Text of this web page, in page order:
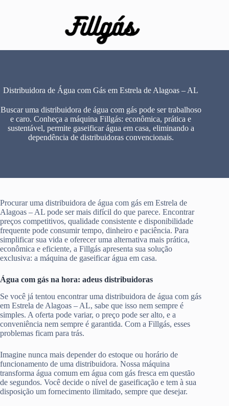
Distribuidora de Água com Gás em Estrela de Alagoas – AL
Buscar uma distribuidora de água com gás pode ser trabalhoso
e caro. Conheça a máquina Fillgás: econômica, prática e
sustentável, permite gaseificar água em casa, eliminando a
dependência de distribuidoras convencionais.
Procurar uma distribuidora de água com gás em Estrela de
Alagoas – AL pode ser mais difícil do que parece. Encontrar
preços competitivos, qualidade consistente e disponibilidade
frequente pode consumir tempo, dinheiro e paciência. Para
simplificar sua vida e oferecer uma alternativa mais prática,
econômica e eficiente, a Fillgás apresenta sua solução
exclusiva: a máquina de gaseificar água em casa.
Água com gás na hora: adeus distribuidoras
Se você já tentou encontrar uma distribuidora de água com gás
em Estrela de Alagoas – AL, sabe que isso nem sempre é
simples. A oferta pode variar, o preço pode ser alto, e a
conveniência nem sempre é garantida. Com a Fillgás, esses
problemas ficam para trás.
Imagine nunca mais depender do estoque ou horário de
funcionamento de uma distribuidora. Nossa máquina
transforma água comum em água com gás fresca em questão
de segundos. Você decide o nível de gaseificação e tem à sua
disposição um fornecimento ilimitado, sempre que desejar.